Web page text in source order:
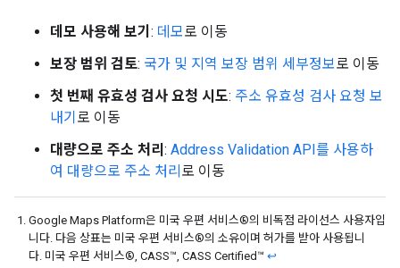
데모 사용해 보기 : 데모로 이동
보장 범위 검토: 국가 및 지역 보장 범위 세부정보로 이동
첫 번째 유효성 검사 요청 시도: 주소 유효성 검사 요청 보
내기 로 이동
대량으로 주소 처리 : Address Validation API를 사용하
여 대량으로 주소 처리 로 이동
Google Maps Platform은 미국 우편 서비스®의 비독점 라이선스 사용자입
니다. 다음 상표는 미국 우편 서비스®의 소유이며 허가를 받아 사용됩니
다. 미국 우편 서비스®, CASS™, CASS Certified™ ↩